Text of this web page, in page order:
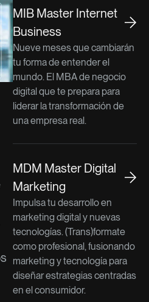
MIB Master Internet
Business
Nueve meses que cambiarán
tu forma de entender el
mundo. El MBA de negocio
digital que te prepara para
liderar la transformación de
una empresa real.
MDM Master Digital
Marketing
Impulsa tu desarrollo en
marketing digital y nuevas
tecnologías. (Trans)formate
como profesional, fusionando
marketing y tecnología para
diseñar estrategias centradas
en el consumidor.